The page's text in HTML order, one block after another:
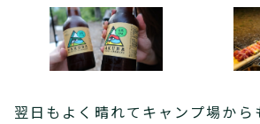
翌日もよく晴れてキャンプ場から